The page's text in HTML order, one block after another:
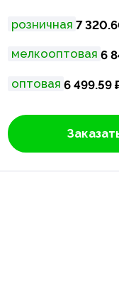
розничная 7
мелкооптовая 6
оптовая 6 499.59